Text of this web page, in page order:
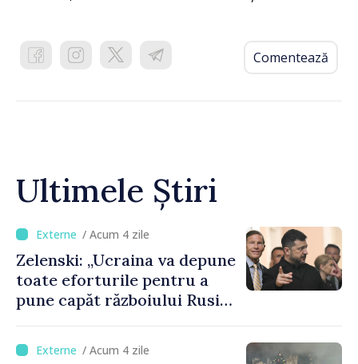
Comentează
Ultimele Știri
/ Acum 4 zile
Zelenski: „Ucraina va depune
toate eforturile pentru a
pune capăt războiului Rusiei
/ Acum 4 zile